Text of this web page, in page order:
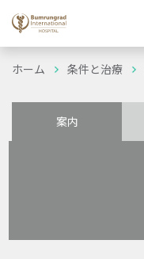
ホーム 条件と治療
案内